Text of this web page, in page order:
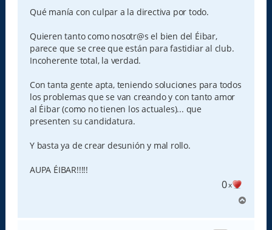
s
a
e
Qué manía con culpar a la directiva por todo.
Quieren tanto como nosotr@s el bien del Éibar,
parece que se cree que están para fastidiar al club.
Incoherente total, la verdad.
Con tanta gente apta, teniendo soluciones para todos
los problemas que se van creando y con tanto amor
al Éibar (como no tienen los actuales)... que
presenten su candidatura.
Y basta ya de crear desunión y mal rollo.
AUPA ÉIBAR!!!!!
0x
r